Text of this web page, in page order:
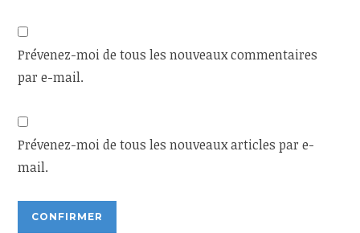
Prévenez-moi de tous les nouveaux commentaires
par e-mail.
Prévenez-moi de tous les nouveaux articles par e-
mail.